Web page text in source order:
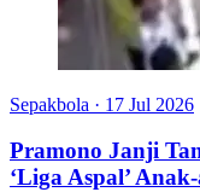
Sepakbola · 17 Jul 2026
Pramono Janji
‘Liga Aspal’